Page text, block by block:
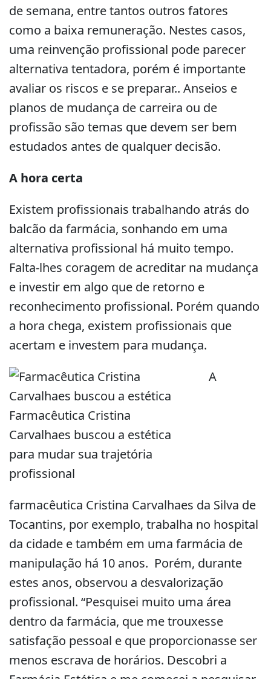
de semana, entre tantos outros fatores
como a baixa remuneração. Nestes casos,
uma reinvenção profissional pode parecer
alternativa tentadora, porém é importante
avaliar os riscos e se preparar.. Anseios e
planos de mudança de carreira ou de
profissão são temas que devem ser bem
estudados antes de qualquer decisão.
A hora certa
Existem profissionais trabalhando atrás do
balcão da farmácia, sonhando em uma
alternativa profissional há muito tempo.
Falta-lhes coragem de acreditar na mudança
e investir em algo que de retorno e
reconhecimento profissional. Porém quando
a hora chega, existem profissionais que
acertam e investem para mudança.
Farmacêutica Cristina
Carvalhaes buscou a estética
para mudar sua trajetória
profissional
A
farmacêutica Cristina Carvalhaes da Silva de
Tocantins, por exemplo, trabalha no hospital
da cidade e também em uma farmácia de
manipulação há 10 anos. Porém, durante
estes anos, observou a desvalorização
profissional. “Pesquisei muito uma área
dentro da farmácia, que me trouxesse
satisfação pessoal e que proporcionasse ser
menos escrava de horários. Descobri a